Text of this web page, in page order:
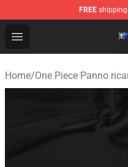
FREE
Open menu
One Piece Store -
Home/One Piece Panno